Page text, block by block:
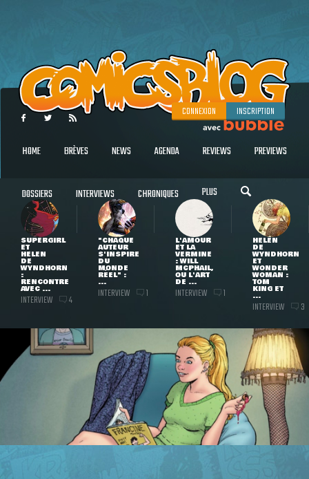
CONNEXION INSCRIPTION
HOME BRÈVES NEWS AGENDA REVIEWS PREVIEWS
DOSSIERS INTERVIEWS CHRONIQUES PLUS
SUPERGIRL
ET
HELEN
DE
WYNDHORN
:
RENCONTRE
AVEC ...
INTERVIEW 4
"CHAQUE
AUTEUR
S'INSPIRE
DU
MONDE
RÉEL" :
...
INTERVIEW 1
L'AMOUR
ET LA
VERMINE
: WILL
MCPHAIL,
OU L'ART
DE ...
INTERVIEW 1
HELEN
DE
WYNDHORN
ET
WONDER
WOMAN :
TOM
KING ET
...
INTERVIEW 3